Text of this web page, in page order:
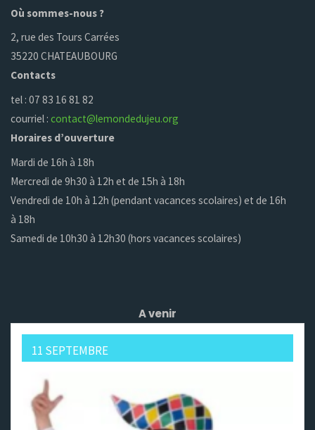
Où sommes-nous ?
2, rue des Tours Carrées
35220 CHATEAUBOURG
Contacts
tel : 07 83 16 81 82
courriel :contact@lemondedujeu.org
Horaires d’ouverture
Mardi de 16h à 18h
Mercredi de 9h30 à 12h et de 15h à 18h
Vendredi de 10h à 12h (pendant vacances scolaires) et de 16h
à 18h
Samedi de 10h30 à 12h30 (hors vacances scolaires)
A venir
11 SEPTEMBRE